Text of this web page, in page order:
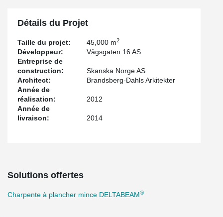
Détails du Projet
Taille du projet: 45,000 m2
Développeur:
Vågsgaten 16 AS
Entreprise de
construction:
Skanska Norge AS
Architect:
Brandsberg-Dahls Arkitekter
Année de
réalisation:
2012
Année de
livraison:
2014
Solutions offertes
Charpente à plancher mince DELTABEAM®